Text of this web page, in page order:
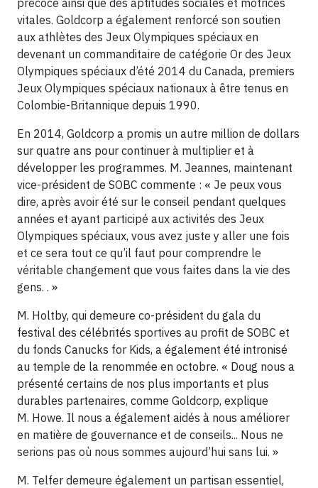
vitales. Goldcorp a également renforcé son soutien
aux athlètes des Jeux Olympiques spéciaux en
devenant un commanditaire de catégorie Or des Jeux
Olympiques spéciaux d’été 2014 du Canada, premiers
Jeux Olympiques spéciaux nationaux à être tenus en
Colombie-Britannique depuis 1990.
En 2014, Goldcorp a promis un autre million de dollars
sur quatre ans pour continuer à multiplier et à
développer les programmes. M. Jeannes, maintenant
vice-président de SOBC commente : « Je peux vous
dire, après avoir été sur le conseil pendant quelques
années et ayant participé aux activités des Jeux
Olympiques spéciaux, vous avez juste y aller une fois
et ce sera tout ce qu’il faut pour comprendre le
véritable changement que vous faites dans la vie des
gens. . »
M. Holtby, qui demeure co-président du gala du
festival des célébrités sportives au profit de SOBC et
du fonds Canucks for Kids, a également été intronisé
au temple de la renommée en octobre. « Doug nous a
présenté certains de nos plus importants et plus
durables partenaires, comme Goldcorp, explique
M. Howe. Il nous a également aidés à nous améliorer
en matière de gouvernance et de conseils... Nous ne
serions pas où nous sommes aujourd’hui sans lui. »
M. Telfer demeure également un partisan essentiel,